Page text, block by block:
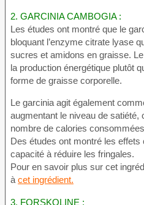
2. GARCINIA CAMBOGIA :
Les études ont montré que le
bloquant l’enzyme citrate lyase
sucres et amidons en graisse.
la production énergétique plutôt
forme de graisse corporelle.
Le garcinia agit également
augmentant le niveau de satiété,
nombre de calories
Des études ont montré les
capacité à réduire les fringales.
Pour en savoir plus sur cet
à cet ingrédient.
3. FORSKOLINE :